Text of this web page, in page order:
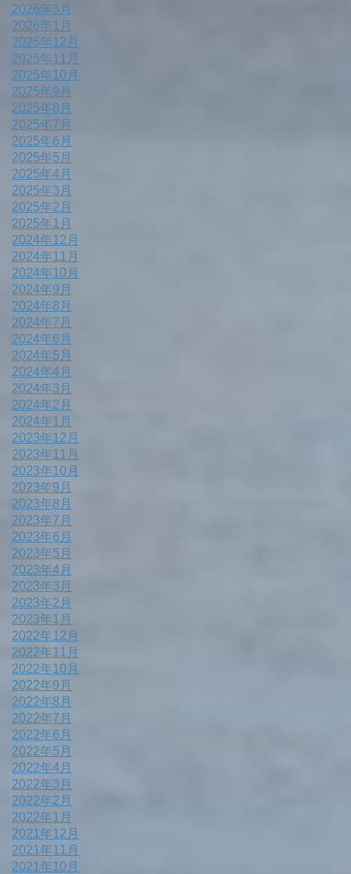
2026年3月
2026年1月
2025年12月
2025年11月
2025年10月
2025年9月
2025年8月
2025年7月
2025年6月
2025年5月
2025年4月
2025年3月
2025年2月
2025年1月
2024年12月
2024年11月
2024年10月
2024年9月
2024年8月
2024年7月
2024年6月
2024年5月
2024年4月
2024年3月
2024年2月
2024年1月
2023年12月
2023年11月
2023年10月
2023年9月
2023年8月
2023年7月
2023年6月
2023年5月
2023年4月
2023年3月
2023年2月
2023年1月
2022年12月
2022年11月
2022年10月
2022年9月
2022年8月
2022年7月
2022年6月
2022年5月
2022年4月
2022年3月
2022年2月
2022年1月
2021年12月
2021年11月
2021年10月